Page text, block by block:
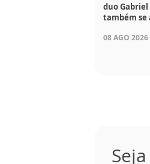
duo
também se
08 AGO